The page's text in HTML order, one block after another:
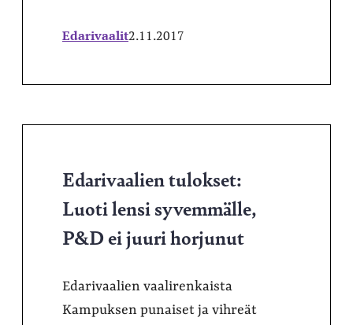
Edarivaalit2.11.2017
Edarivaalien tulokset:
Luoti lensi syvemmälle,
P&D ei juuri horjunut
Edarivaalien vaalirenkaista
Kampuksen punaiset ja vihreät